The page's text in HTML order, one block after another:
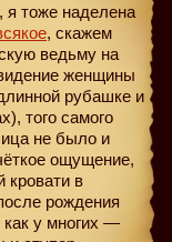
тоже наделена
, скажем
ведьму на
женщины
рубашке и
того самого
не было и
ощущение,
кровати в
рождения
у многих —